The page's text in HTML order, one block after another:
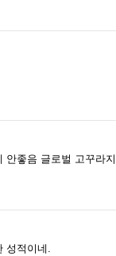
안좋음 글로벌 고꾸라
성적이네.